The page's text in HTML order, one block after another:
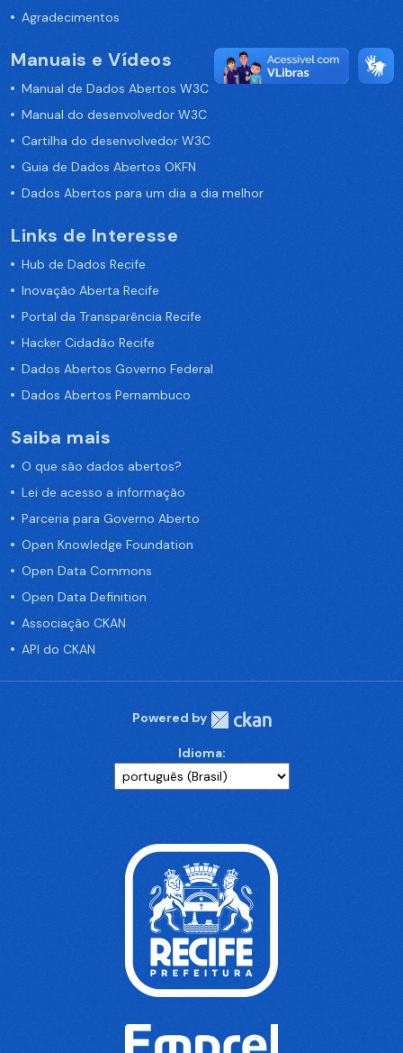
Agradecimentos
Manuais e Vídeos
Manual de Dados Abertos W3C
Manual do desenvolvedor W3C
Cartilha do desenvolvedor W3C
Guia de Dados Abertos OKFN
Dados Abertos para um dia a dia melhor
Links de Interesse
Hub de Dados Recife
Inovação Aberta Recife
Portal da Transparência Recife
Hacker Cidadão Recife
Dados Abertos Governo Federal
Dados Abertos Pernambuco
Saiba mais
O que são dados abertos?
Lei de acesso a informação
Parceria para Governo Aberto
Open Knowledge Foundation
Open Data Commons
Open Data Definition
Associação CKAN
API do CKAN
Powered by
Idioma